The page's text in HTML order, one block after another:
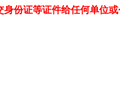
份证等证件给任何单位或